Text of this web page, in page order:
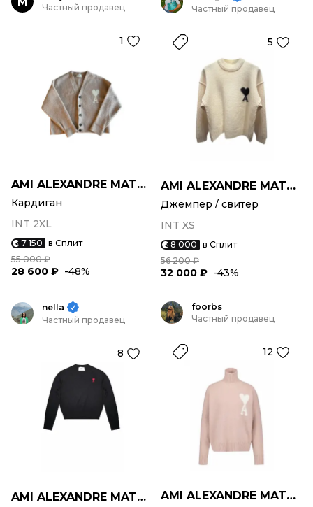
Частный продавец
1
AMI ALEXANDRE MATTIUSSI
Кардиган
INT 2XL
7 150 в Сплит
55 000 ₽
28 600 ₽ -48%
Частный продавец
5
AMI ALEXANDRE MATTIUSSI
Джемпер / свитер
INT XS
8 000 в Сплит
56 200 ₽
32 000 ₽ -43%
nella
Частный продавец
8
AMI ALEXANDRE MATTIUSSI
foorbs
Частный продавец
12
AMI ALEXANDRE MATTIUSSI